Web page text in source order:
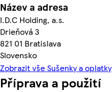
Název a adresa
I.D.C Holding, a.s.
Drieňová 3
821 01 Bratislava
Slovensko
Zobrazit vše Sušenky a oplatky
Příprava a použití